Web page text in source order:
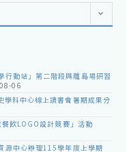
行動站」第二階段與離島場研習
06
科中心線上讀書會暑期成果分
飲LOGO設計競賽」活動
源中心辦理115學年度上學期